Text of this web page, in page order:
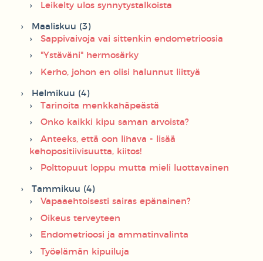
Leikelty ulos synnytystalkoista
Maaliskuu (3)
Sappivaivoja vai sittenkin endometrioosia
"Ystäväni" hermosärky
Kerho, johon en olisi halunnut liittyä
Helmikuu (4)
Tarinoita menkkahäpeästä
Onko kaikki kipu saman arvoista?
Anteeks, että oon lihava - lisää
kehopositiivisuutta, kiitos!
Polttopuut loppu mutta mieli luottavainen
Tammikuu (4)
Vapaaehtoisesti sairas epänainen?
Oikeus terveyteen
Endometrioosi ja ammatinvalinta
Työelämän kipuiluja